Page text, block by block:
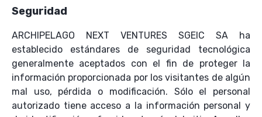
Seguridad
ARCHIPELAGO NEXT VENTURES SGEIC SA ha
establecido estándares de seguridad tecnológica
generalmente aceptados con el fin de proteger la
información proporcionada por los visitantes de algún
mal uso, pérdida o modificación. Sólo el personal
autorizado tiene acceso a la información personal y